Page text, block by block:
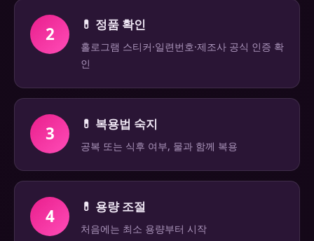
2 💊 정품 확인
홀로그램 스티커·일련번호·제조사 공식 인증 확
인
3 💊 복용법 숙지
공복 또는 식후 여부, 물과 함께 복용
4 💊 용량 조절
처음에는 최소 용량부터 시작